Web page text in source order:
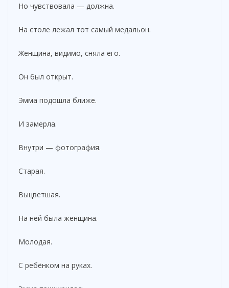
Но чувствовала — должна.
На столе лежал тот самый медальон.
Женщина, видимо, сняла его.
Он был открыт.
Эмма подошла ближе.
И замерла.
Внутри — фотография.
Старая.
Выцветшая.
На ней была женщина.
Молодая.
С ребёнком на руках.